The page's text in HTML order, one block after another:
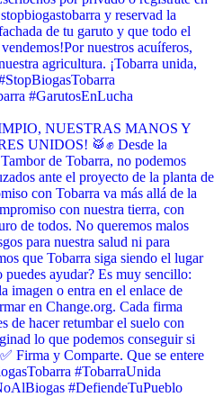
y reservad la
de tu garuto y que todo el
​Por nuestros acuíferos,
agricultura. ¡Tobarra unida,
#GarutosEnLucha
NUESTRAS MANOS Y
UNIDOS! 🥁✊ Desde la
de Tobarra, no podemos
ante el proyecto de la planta de
con Tobarra va más allá de la
con nuestra tierra, con
de todos. No queremos malos
para nuestra salud ni para
que Tobarra siga siendo el lugar
ayudar? Es muy sencillo:
o entra en el enlace de
en Change.org. Cada firma
de hacer retumbar el suelo con
lo que podemos conseguir si
Firma y Comparte. Que se entere
#TobarraUnida
#DefiendeTuPueblo